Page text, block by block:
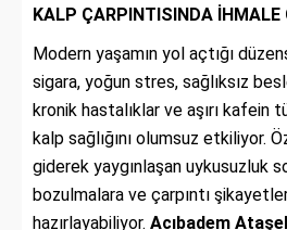
KALP ÇARPINTISINDA İHMALE
Modern yaşamın yol açtığı
sigara, yoğun stres, sağlıksız
kronik hastalıklar ve aşırı
kalp sağlığını olumsuz etkiliyor.
giderek yaygınlaşan uykusuzluk
bozulmalara ve çarpıntı
hazırlayabiliyor. Acıbadem